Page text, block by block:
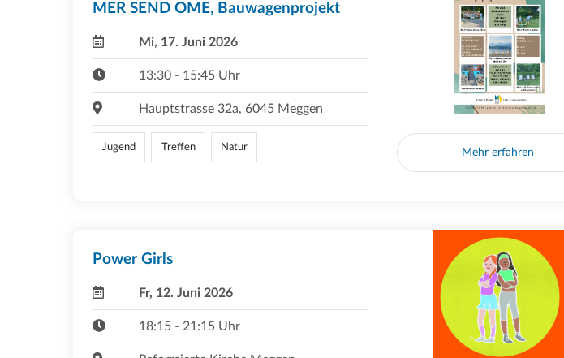
MER SEND OME, Bauwagenprojekt
Mi, 17. Juni 2026
13:30 - 15:45 Uhr
Hauptstrasse 32a, 6045 Meggen
Jugend Treffen Natur Mehr erfahren
Power Girls
Fr, 12. Juni 2026
18:15 - 21:15 Uhr